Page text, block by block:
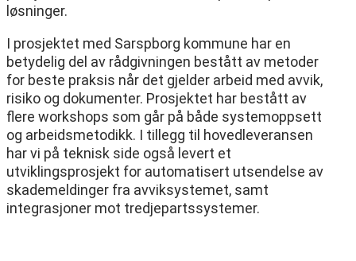
løsninger.
I prosjektet med Sarspborg kommune har en
betydelig del av rådgivningen bestått av metoder
for beste praksis når det gjelder arbeid med avvik,
risiko og dokumenter. Prosjektet har bestått av
flere workshops som går på både systemoppsett
og arbeidsmetodikk. I tillegg til hovedleveransen
har vi på teknisk side også levert et
utviklingsprosjekt for automatisert utsendelse av
skademeldinger fra avviksystemet, samt
integrasjoner mot tredjepartssystemer.